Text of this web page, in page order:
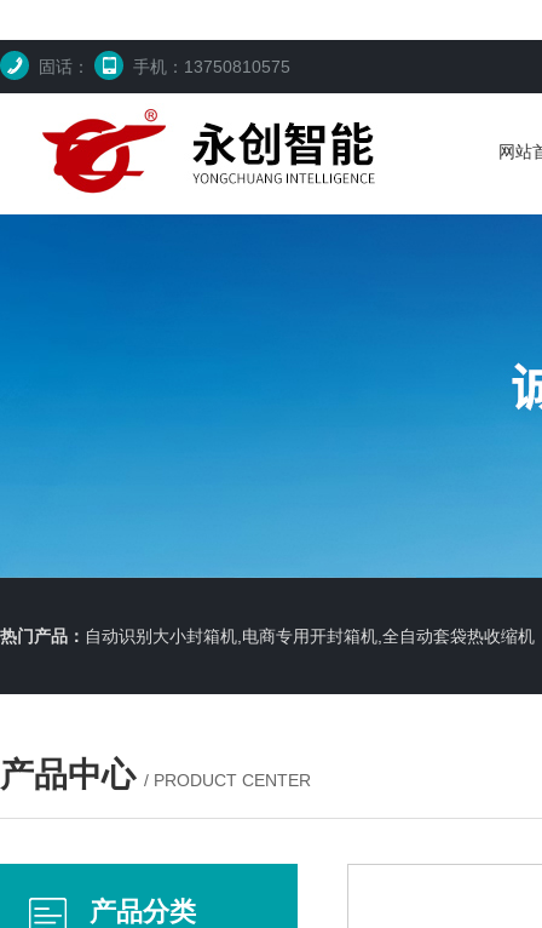
固话： 手机：13750810575
网站
热门产品： 自动识别大小封箱机,电商专用开封箱机,全自动套袋热收缩机
产品中心 / PRODUCT CENTER
产品分类